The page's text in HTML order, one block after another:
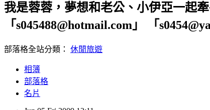
我是蓉蓉，夢想和老公、小伊亞一起
「s045488@hotmail.com」 「
部落格全站分類： 休閒旅遊
相簿
部落格
名片